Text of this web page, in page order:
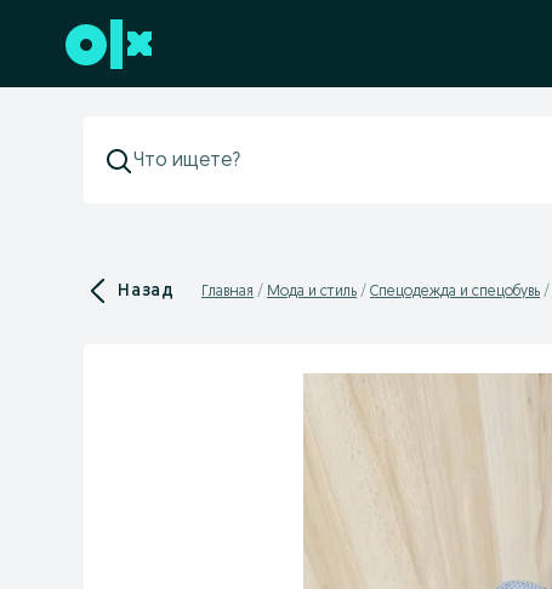
Перейти к нижнему колонтитулу
Назад Главная Мода и стиль Спецодежда и спецобувь